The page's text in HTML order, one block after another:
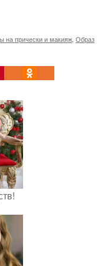
на прически и макияж Образ